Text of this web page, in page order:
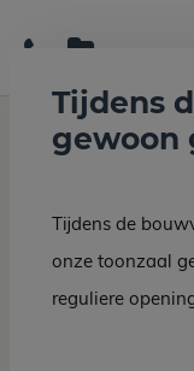
Home
Tijdens
gewoon
Tijdens de
onze toonzaal
reguliere